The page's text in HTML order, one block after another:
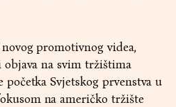
promotivnog videa,
na svim tržištima
Svjetskog prvenstva u
na američko tržište